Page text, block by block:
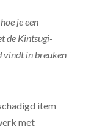
je een
de Kintsugi-
vindt in breuken
item
met